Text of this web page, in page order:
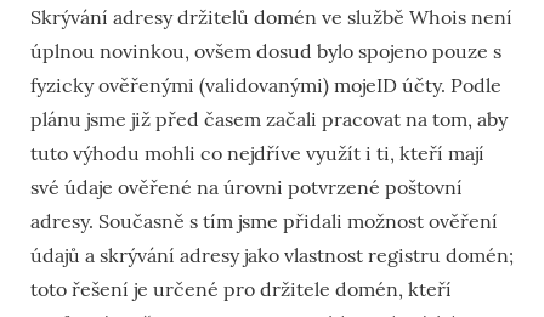
Skrývání adresy držitelů domén ve službě Whois není
úplnou novinkou, ovšem dosud bylo spojeno pouze s
fyzicky ověřenými (validovanými) mojeID účty. Podle
plánu jsme již před časem začali pracovat na tom, aby
tuto výhodu mohli co nejdříve využít i ti, kteří mají
své údaje ověřené na úrovni potvrzené poštovní
adresy. Současně s tím jsme přidali možnost ověření
údajů a skrývání adresy jako vlastnost registru domén;
toto řešení je určené pro držitele domén, kteří